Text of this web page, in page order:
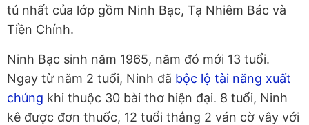
tú nhất của lớp gồm Ninh Bạc, Tạ Nhiêm Bác và
Tiền Chính.
Ninh Bạc sinh năm 1965, năm đó mới 13 tuổi.
Ngay từ năm 2 tuổi, Ninh đã bộc lộ tài năng xuất
chúng khi thuộc 30 bài thơ hiện đại. 8 tuổi, Ninh
kê được đơn thuốc, 12 tuổi thắng 2 ván cờ vây với